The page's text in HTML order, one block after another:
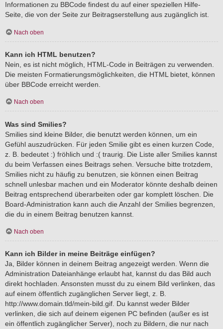
Informationen zu BBCode findest du auf einer speziellen Hilfe-
Seite, die von der Seite zur Beitragserstellung aus zugänglich ist.
Nach oben
Kann ich HTML benutzen?
Nein, es ist nicht möglich, HTML-Code in Beiträgen zu verwenden.
Die meisten Formatierungsmöglichkeiten, die HTML bietet, können
über BBCode erreicht werden.
Nach oben
Was sind Smilies?
Smilies sind kleine Bilder, die benutzt werden können, um ein
Gefühl auszudrücken. Für jeden Smilie gibt es einen kurzen Code,
z. B. bedeutet :) fröhlich und :( traurig. Die Liste aller Smilies kannst
du beim Verfassen eines Beitrags sehen. Versuche bitte trotzdem,
Smilies nicht zu häufig zu benutzen, sie können einen Beitrag
schnell unlesbar machen und ein Moderator könnte deshalb deinen
Beitrag entsprechend überarbeiten oder gar komplett löschen. Die
Board-Administration kann auch die Anzahl der Smilies begrenzen,
die du in einem Beitrag benutzen kannst.
Nach oben
Kann ich Bilder in meine Beiträge einfügen?
Ja, Bilder können in deinem Beitrag angezeigt werden. Wenn die
Administration Dateianhänge erlaubt hat, kannst du das Bild auch
direkt hochladen. Ansonsten musst du zu einem Bild verlinken, das
auf einem öffentlich zugänglichen Server liegt, z. B.
http://www.domain.tld/mein-bild.gif. Du kannst weder Bilder
verlinken, die sich auf deinem eigenen PC befinden (außer es ist
ein öffentlich zugänglicher Server), noch zu Bildern, die nur nach